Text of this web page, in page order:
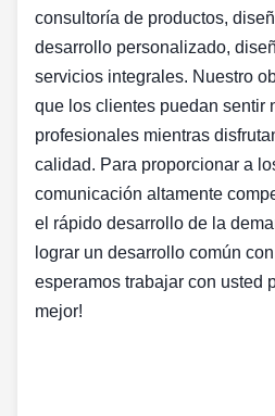
consultoría de productos,
desarrollo personalizado,
servicios integrales. Nuestro
que los clientes puedan sentir
profesionales mientras
calidad. Para proporcionar a
comunicación altamente
el rápido desarrollo de la
lograr un desarrollo común
esperamos trabajar con usted
mejor!